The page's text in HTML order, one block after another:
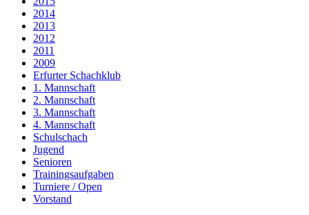
2014
2013
2012
2011
2009
Erfurter Schachklub
1. Mannschaft
2. Mannschaft
3. Mannschaft
4. Mannschaft
Schulschach
Jugend
Senioren
Trainingsaufgaben
Turniere / Open
Vorstand